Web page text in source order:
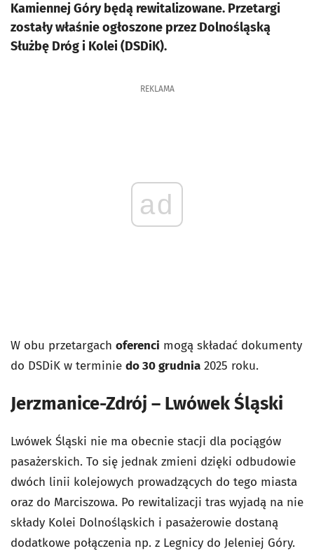
Kamiennej Góry będą rewitalizowane. Przetargi
zostały właśnie ogłoszone przez Dolnośląską
Służbę Dróg i Kolei (DSDiK).
REKLAMA
ad
W obu przetargach oferenci mogą składać dokumenty
do DSDiK w terminie do 30 grudnia 2025 roku.
Jerzmanice-Zdrój – Lwówek Śląski
Lwówek Śląski nie ma obecnie stacji dla pociągów
pasażerskich. To się jednak zmieni dzięki odbudowie
dwóch linii kolejowych prowadzących do tego miasta
oraz do Marciszowa. Po rewitalizacji tras wyjadą na nie
składy Kolei Dolnośląskich i pasażerowie dostaną
dodatkowe połączenia np. z Legnicy do Jeleniej Góry.